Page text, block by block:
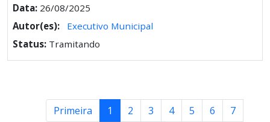
Data: 26/08/2025
Autor(es):
Executivo Municipal
Status: Tramitando
Primeira 1 2 3 4 5 6
7